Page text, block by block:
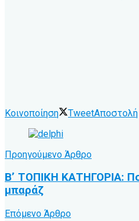
Κοινοποίηση TweetΑποστολή
Προηγούμενο Άρθρο
Β’ ΤΟΠΙΚΗ ΚΑΤΗΓΟΡΙΑ:
μπαράζ
Επόμενο Άρθρο